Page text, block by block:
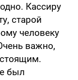
Кассиру
старой
человеку
важно,
был